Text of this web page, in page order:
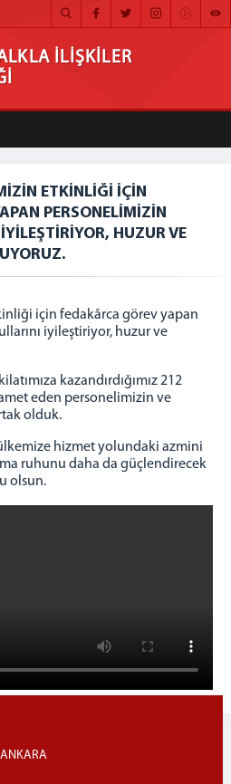
MÜŞAVİRLİĞİ
İLİŞKİLER
İYİLEŞTİRİYOR, HUZUR VE REFAHINA KATKI
Paylaş A-
ETKİNLİĞİ İÇİN
PERSONELİMİZİN
HUZUR VE
için fedakârca görev yapan
iyileştiriyor, huzur ve
kazandırdığımız 212
eden personelimizin ve
olduk.
ülkemize hizmet yolundaki azmini
ruhunu daha da güçlendirecek
olsun.